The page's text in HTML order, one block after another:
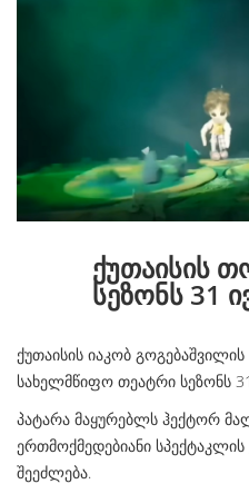
ქუთაისის
სეზონს 31
ქუთაისის იაკობ
სახელმწიფო თეატრი სეზონს
პატარა მაყურებლს ჰექტორ
ერთმოქმედებიანი
შეეძლება.